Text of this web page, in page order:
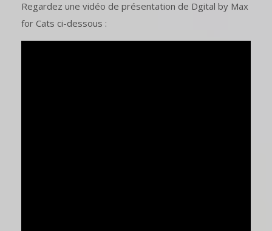
Regardez une vidéo de présentation de Dgital by Max
for Cats ci-dessous :